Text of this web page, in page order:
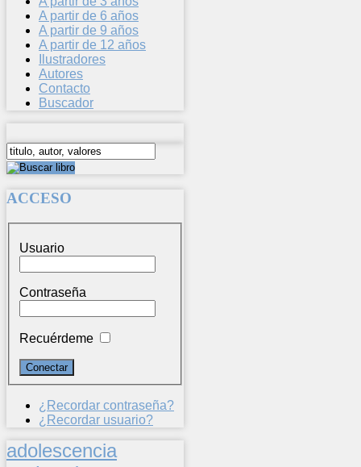
A partir de 6 años
A partir de 9 años
A partir de 12 años
Ilustradores
Autores
Contacto
Buscador
ACCESO
Usuario
Contraseña
Recuérdeme
¿Recordar contraseña?
¿Recordar usuario?
adolescencia